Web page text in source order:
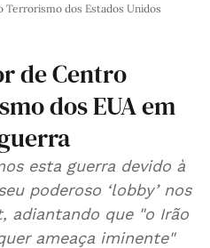
dos Estados Unidos
de Centro
dos EUA em
esta guerra devido à
poderoso ‘lobby’ nos
adiantando que "o Irão
ameaça iminente"